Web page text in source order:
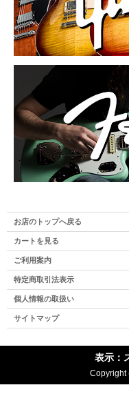
お店のトップへ戻る
カートを見る
ご利用案内
特定商取引法表示
個人情報の取扱い
サイトマップ
表示：
Copyright